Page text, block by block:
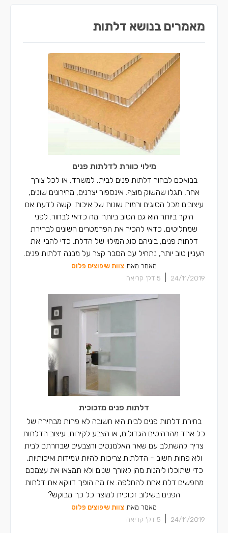
מאמרים בנושא דלתות
מילוי כוורת לדלתות פנים
בבואכם לבחור דלתות פנים לבית, למשרד, או לכל צורך
אחר, תגלו שהשוק מוצף. אינספור יצרנים, מחירונים שונים,
עיצובים מכל הסוגים ורמות שונות של איכות. קשה לדעת אם
היקר ביותר הוא גם הטוב ביותר ומה כדאי לבחור. לפני
שמחליטים, כדאי להכיר את הפרמטרים השונים לבחירת
דלתות פנים, ביניהם סוג המילוי של הדלת. כדי להבין את
העניין טוב יותר, נתחיל עם הסבר קצר על מבנה דלתות פנים.
מאמר מאת צוות שיפוצים פלוס
24/11/2019
5 דק' קריאה
דלתות פנים מזכוכית
בחירת דלתות פנים לבית היא חשובה לא פחות מבחירה של
כל אחד מהרהיטים הגדולים, או הצבע לקירות. עיצוב הדלתות
צריך להשתלב עם שאר האלמנטים והצבעים שבחרתם לבית
ולא פחות חשוב - הדלתות צריכות להיות עמידות ואיכותיות,
כדי שתוכלו ליהנות מהן לאורך שנים ולא תמצאו את עצמכם
מחפשים דלת אחת להחלפה. אז מה הופך דווקא את דלתות
הפנים בשילוב זכוכית למוצר כל כך מבוקש?
מאמר מאת צוות שיפוצים פלוס
24/11/2019
5 דק' קריאה